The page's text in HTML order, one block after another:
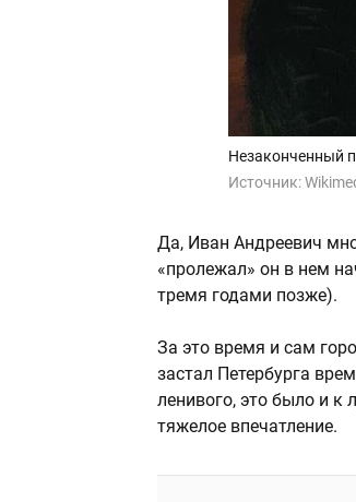
Незаконченный
Источник:
Да, Иван Андреевич
«пролежал» он в нем
тремя годами позже).
За это время и сам
застал Петербурга
ленивого, это было и к
тяжелое впечатление.